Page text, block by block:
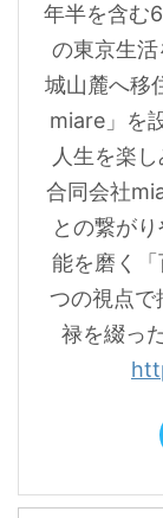
年半を含む
の東京生
城山麓へ移
miare」を
人生を楽
合同会社
との繋が
能を磨く
つの視点で
禄を綴っ